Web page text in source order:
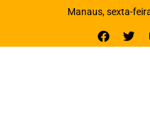
Manaus, sexta-